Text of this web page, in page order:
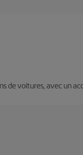
de voitures, avec un